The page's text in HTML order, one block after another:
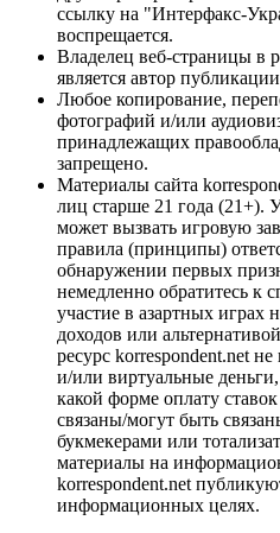
ссылку на "Интерфакс-
воспрещается.
Владелец веб-страницы в
является автор
Любое копирование,
фотографий и/или
принадлежащих
запрещено.
Материалы сайта
лиц старше 21 года (21+).
может вызвать игровую
правила (принципы)
обнаружении первых
немедленно обратитесь к
участие в азартных играх
доходов или
ресурс korrespondent.net
и/или виртуальные
какой форме оплату
связаны/могут быть
букмекерами или
материалы на
korrespondent.net
информационных целях.